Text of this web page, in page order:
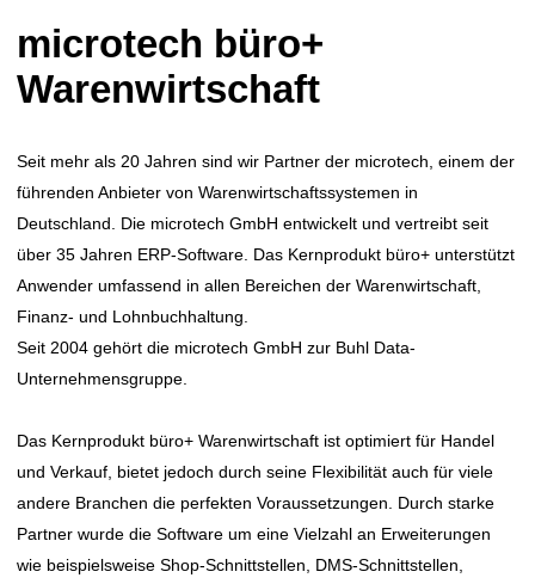
microtech büro+
Warenwirtschaft
Seit mehr als 20 Jahren sind wir Partner der microtech, einem der
führenden Anbieter von Warenwirtschaftssystemen in
Deutschland. Die microtech GmbH entwickelt und vertreibt seit
über 35 Jahren ERP-Software. Das Kernprodukt büro+ unterstützt
Anwender umfassend in allen Bereichen der Warenwirtschaft,
Finanz- und Lohnbuchhaltung.
Seit 2004 gehört die microtech GmbH zur Buhl Data-
Unternehmensgruppe.
Das Kernprodukt büro+ Warenwirtschaft ist optimiert für Handel
und Verkauf, bietet jedoch durch seine Flexibilität auch für viele
andere Branchen die perfekten Voraussetzungen. Durch starke
Partner wurde die Software um eine Vielzahl an Erweiterungen
wie beispielsweise Shop-Schnittstellen, DMS-Schnittstellen,